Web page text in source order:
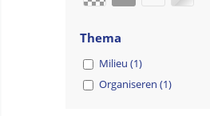
Thema
Milieu (1)
Organiseren (1)